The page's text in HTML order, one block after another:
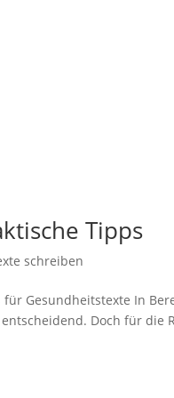
Tipps
schreiben
Gesundheitstexte In
Doch für die